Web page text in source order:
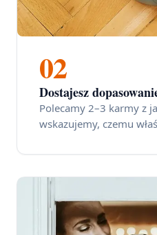
02
Dostajesz
Polecamy 2–3 karmy z
wskazujemy, czemu